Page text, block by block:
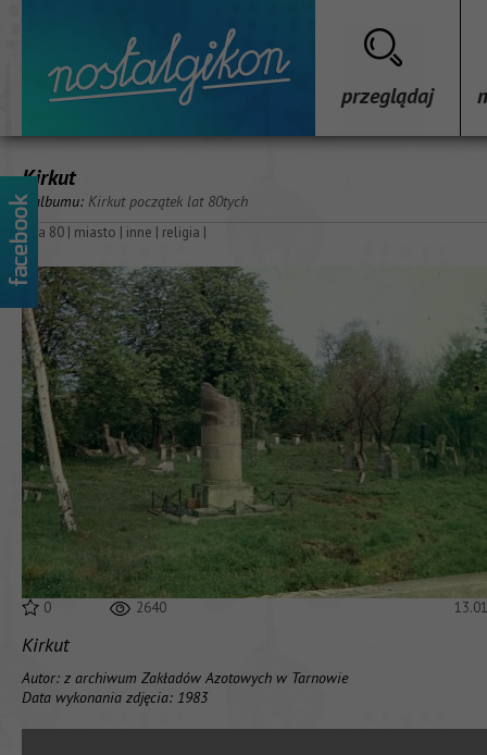
przeglądaj
Kirkut
z albumu: Kirkut początek lat 80tych
lata 80 | miasto | inne | religia |
0 2640
Kirkut
Autor: z archiwum Zakładów Azotowych w Tarnowie
Data wykonania zdjęcia: 1983